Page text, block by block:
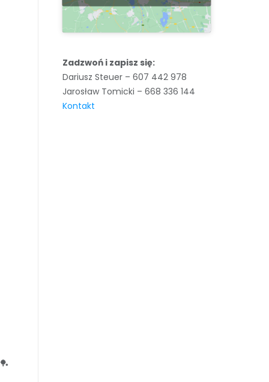
Zadzwoń i zapisz się:
Dariusz Steuer – 607 442 978
Jarosław Tomicki – 668 336 144
Kontakt